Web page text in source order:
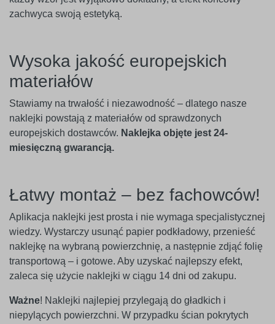
zachwyca swoją estetyką.
Wysoka jakość europejskich
materiałów
Stawiamy na trwałość i niezawodność – dlatego nasze
naklejki powstają z materiałów od sprawdzonych
europejskich dostawców. Naklejka objęte jest 24-
miesięczną gwarancją.
Łatwy montaż – bez fachowców!
Aplikacja naklejki jest prosta i nie wymaga specjalistycznej
wiedzy. Wystarczy usunąć papier podkładowy, przenieść
naklejkę na wybraną powierzchnię, a następnie zdjąć folię
transportową – i gotowe. Aby uzyskać najlepszy efekt,
zaleca się użycie naklejki w ciągu 14 dni od zakupu.
Ważne! Naklejki najlepiej przylegają do gładkich i
niepylących powierzchni. W przypadku ścian pokrytych